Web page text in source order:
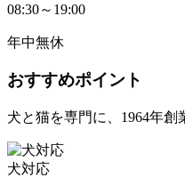
08:30～19:00
年中無休
おすすめポイント
犬と猫を専門に、1964年
犬対応